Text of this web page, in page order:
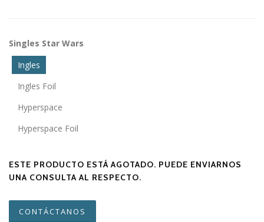
Singles Star Wars
Ingles
Ingles Foil
Hyperspace
Hyperspace Foil
ESTE PRODUCTO ESTÁ AGOTADO. PUEDE ENVIARNOS
UNA CONSULTA AL RESPECTO.
CONTÁCTANOS